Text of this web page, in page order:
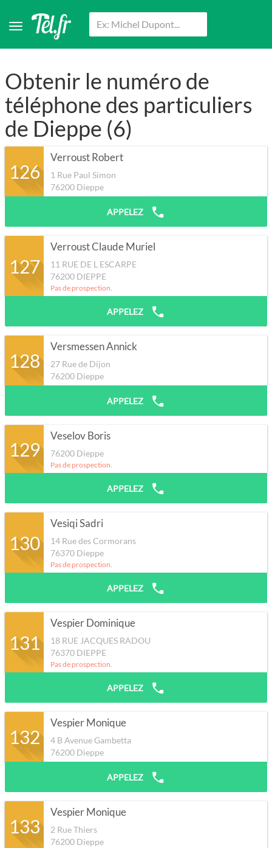
Obtenir le numéro de
téléphone des particuliers
de Dieppe (6)
126
Verroust Robert
1 Rue Paul Simon
76200 Dieppe
APPELEZ
127
Verroust Claude Muriel
11 RUE DE L ESCARPE
76200 DIEPPE
Pas de prospection.
APPELEZ
128
Versmessen Annick
27 Rue de Dijon
76200 Dieppe
APPELEZ
129
Veselov Boris
76200 Dieppe
Pas de prospection.
APPELEZ
130
Vesiqi Sadri
14 Rue des Cormorans
76370 Dieppe
Pas de prospection.
APPELEZ
131
Vespier Dominique
18 RUE JACQUES RADOU
76370 DIEPPE
Pas de prospection.
APPELEZ
132
Vespier Monique
4 B Avenue Gambetta
76200 Dieppe
APPELEZ
133
Vespier Monique
2 Rue Thiers
76200 Dieppe